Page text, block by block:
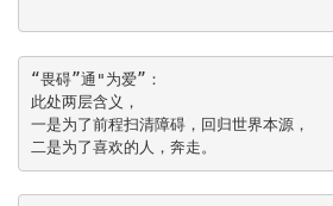
“畏碍”通"为爱”：
此处两层含义，
一是为了前程扫清障碍，回归世界本源，
二是为了喜欢的人，奔走。